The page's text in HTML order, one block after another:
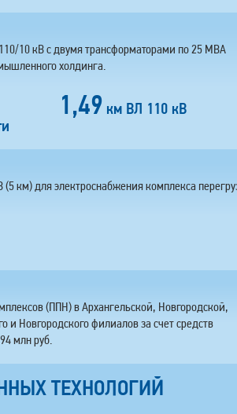
10 кВ с двумя трансформаторами по 25 МВА
холдинга.
1,49 км ВЛ 110 кВ
км) для электроснабжения комплекса
(ППН) в Архангельской, Новгородской,
и Новгородского филиалов за счет средств
млн руб.
ТЕХНОЛОГИЙ